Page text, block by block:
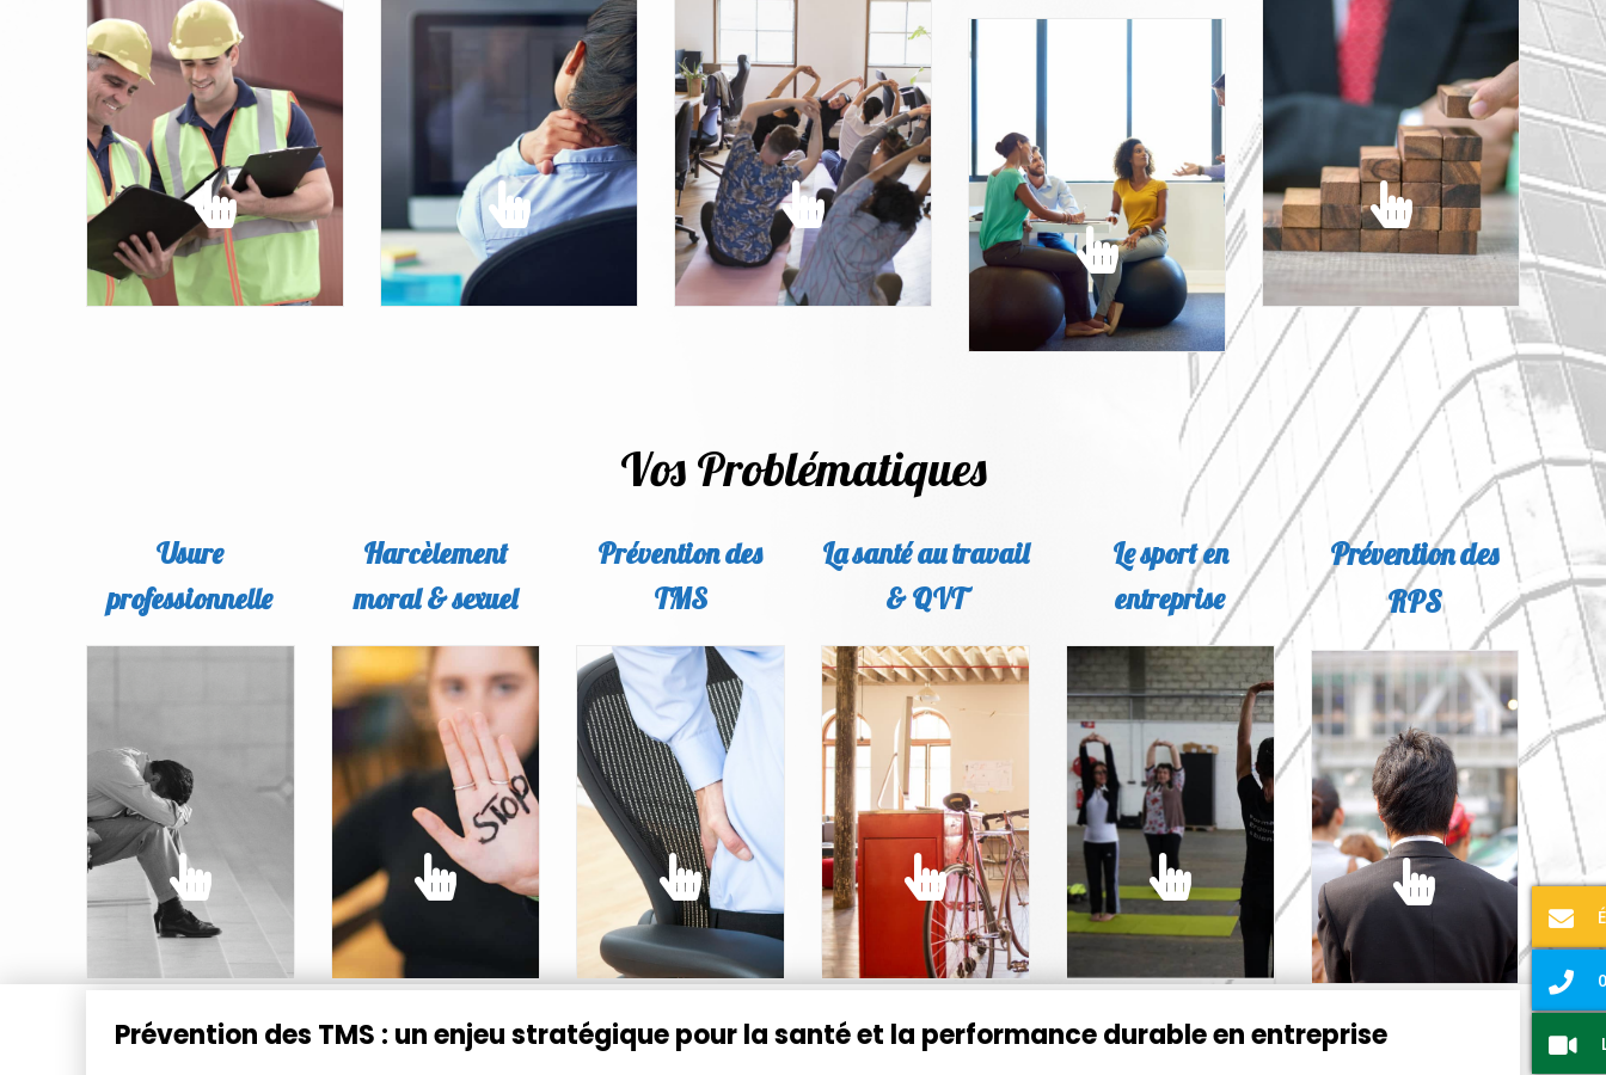
SÉCURITÉ AU TRAVAIL
prévenir les risques
d'accidents et assurer la
sécurité des salariés.
EN SAVOIR PLUS
ERGONOMIE
Intégrer des
améliorations
ergonomiques sur
l'environnement de travail
EN SAVOIR PLUS
BIEN-ÊTRE AU
TRAVAIL
Améliorer les conditions
de travail en favorisant le
Bien-être et la santé des
salariés
EN SAVOIR PLUS
Prévenir et lutter contre
les risques psychosociaux
et les facteurs de stress...
EN SAVOIR PLUS
MANAGEMENT
Conseiller les managers et
collaborateurs pour
donner du sens et
mobiliser les hommes...
EN SAVOIR PLUS
Vos Problématiques
Usure
professionnelle
Découvrez tout ce qu'il
faut savoir sur nos
solutions contre l'usure
EN SAVOIR PLUS
Harcèlement
moral & sexuel
HARCÈLEMENT
MORAL & SEXUEL
Au travail, rien ne va
plus... Des mots, des
regards, des attitudes
qui agressent.
EN SAVOIR PLUS
Prévention des
TMS
PRÉVENTION DES
TMS
Des pistes d'experts
pour agir et prévenir les
TMS
EN SAVOIR PLUS
La santé au travail
& QVT
SANTÉ AU TRAVAIL
L'amélioration des
conditions de travail est
un socle essentiel à la
santé et la performance
des salariés
EN SAVOIR PLUS
Le sport en
entreprise
SPORT EN
ENTREPRISE
Le manque d'exercice
physique est l'un des
principaux facteurs de
risque pour notre
santé...
Prévention des
RPS
PRÉVENTION DES
RPS
Dans le Code du travail,
l'employeur est tenu
d'évaluer l'ensemble des
risques auxquels sont....
Prévention des TMS : un enjeu stratégique pour la santé et la performance durable en entreprise